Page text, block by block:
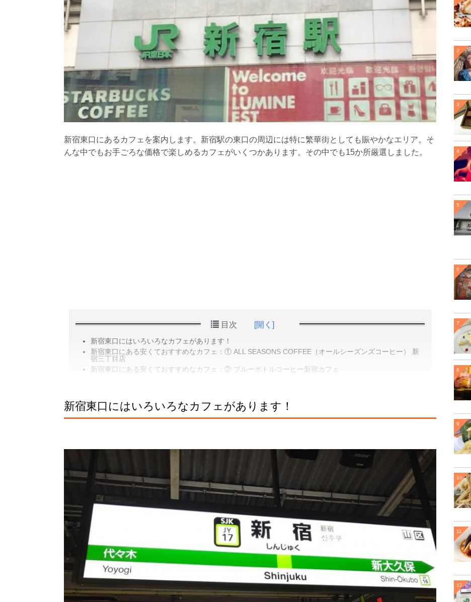
新宿東口にあるカフェを案内します。新宿駅の東口の周辺には特に繁華街としても賑やかなエリア。そ
んな中でもお手ごろな価格で楽しめるカフェがいくつかあります。その中でも15か所厳選しました。
目次 [開く]
新宿東口にはいろいろなカフェがあります！
新宿東口にある安くておすすめなカフェ：① ALL SEASONS COFFEE（オールシーズンズコーヒー） 新
宿三丁目店
新宿東口にある安くておすすめなカフェ：② ブルーボトルコーヒー新宿カフェ
新宿東口にはいろいろなカフェがあります！
2
3
4
5
6
7
8
9
10
11
12